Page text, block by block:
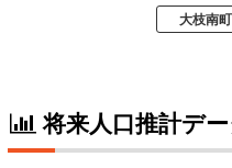
大枝南
将来人口推計デ